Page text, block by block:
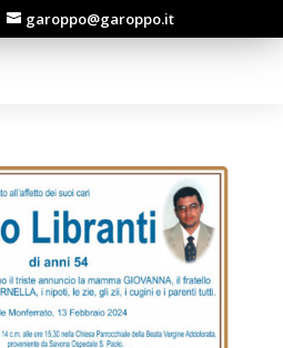
garoppo@garoppo.it